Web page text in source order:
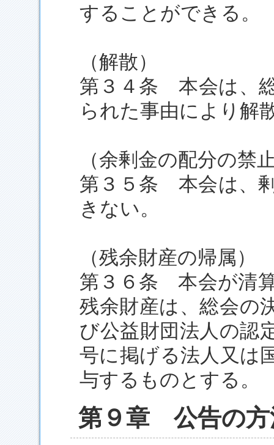
することができる。
（解散）
第３４条 本会は、
られた事由により解
（余剰金の配分の禁
第３５条 本会は、
きない。
（残余財産の帰属）
第３６条 本会が清
残余財産は、総会の
び公益財団法人の認
号に掲げる法人又は
与するものとする。
第９章 公告の方